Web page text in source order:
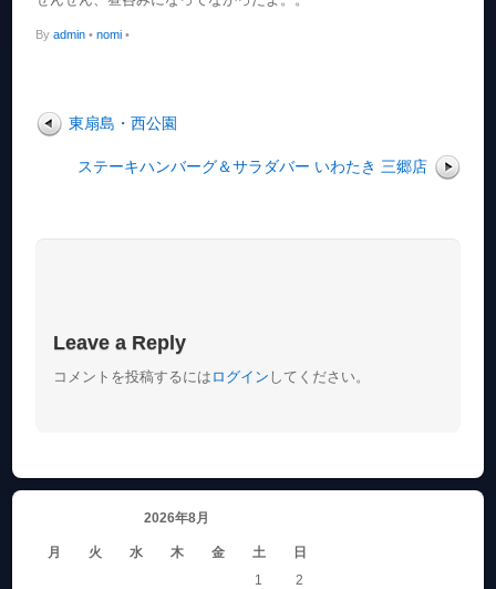
Byadmin • nomi •
東扇島・西公園
ステーキハンバーグ＆サラダバー いわたき 三郷店
Leave a Reply
コメントを投稿するには ログイン してください。
2026年8月
月 火 水 木 金 土 日
1 2